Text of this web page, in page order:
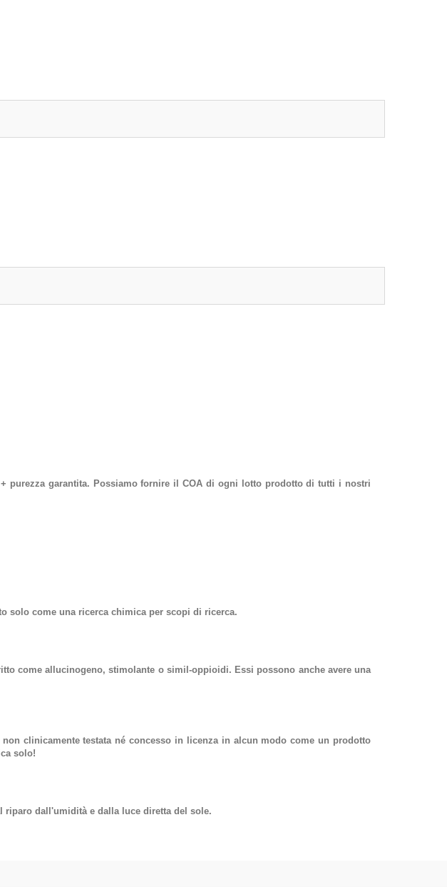
purezza garantita. Possiamo fornire il COA di ogni lotto prodotto di tutti i nostri
solo come una ricerca chimica per scopi di ricerca.
come allucinogeno, stimolante o simil-oppioidi. Essi possono anche avere una
clinicamente testata né concesso in licenza in alcun modo come un prodotto
solo!
riparo dall'umidità e dalla luce diretta del sole.